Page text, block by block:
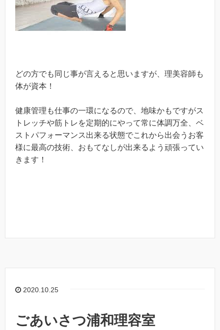
どの方でも同じ事が言えると思いますが、理美容師も
体が資本！
健康管理も仕事の一環になるので、地味かもですがス
トレッチや筋トレを定期的にやって常に体調万全、ベ
ストパフォーマンス出来る状態でこれから出会うお客
様に最高の技術、おもてなしが出来るよう頑張ってい
きます！
2020.10.25
ごあいさつ浦和理容室